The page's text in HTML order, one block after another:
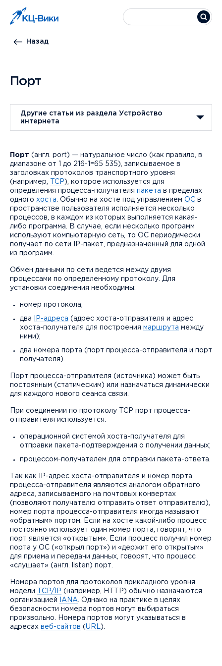
Назад
Порт
Другие статьи из раздела Устройство
интернета
Порт (англ. port) — натуральное число (как правило, в
диапазоне от 1 до 216-1=65 535), записываемое в
заголовках протоколов транспортного уровня
(например,
TCP ), которое используется для
определения процесса-получателя пакета в пределах
одного хоста . Обычно на хосте под управлением ОС в
пространстве пользователя исполняется несколько
процессов, в каждом из которых выполняется какая-
либо программа. В случае, если несколько программ
используют компьютерную сеть, то ОС периодически
получает по сети IP-пакет, предназначенный для одной
из программ.
Обмен данными по сети ведется между двумя
процессами по определенному протоколу. Для
установки соединения необходимы:
номер протокола;
два IP-адреса (адрес хоста-отправителя и адрес
хоста-получателя для построения маршрута между
ними);
два номера порта (порт процесса-отправителя и порт
получателя).
Порт процесса-отправителя (источника) может быть
постоянным (статическим) или назначаться динамически
для каждого нового сеанса связи.
При соединении по протоколу TCP порт процесса-
отправителя используется:
операционной системой хоста-получателя для
отправки пакета-подтверждения о получении данных;
процессом-получателем для отправки пакета-ответа.
Так как IP-адрес хоста-отправителя и номер порта
процесса-отправителя являются аналогом обратного
адреса, записываемого на почтовых конвертах
(позволяют получателю отправить ответ отправителю),
номер порта процесса-отправителя иногда называют
«обратным» портом. Если на хосте какой-либо процесс
постоянно использует один номер порта, говорят, что
порт является «открытым». Если процесс получил номер
порта у ОС («открыл порт») и «держит его открытым»
для приема и передачи данных, говорят, что процесс
«слушает» (англ. listen) порт.
Номера портов для протоколов прикладного уровня
модели
TCP/IP (например, HTTP) обычно назначаются
организацией
IANA . Однако на практике в целях
безопасности номера портов могут выбираться
произвольно. Номера портов могут указываться в
адресах веб-сайтов (URL ).